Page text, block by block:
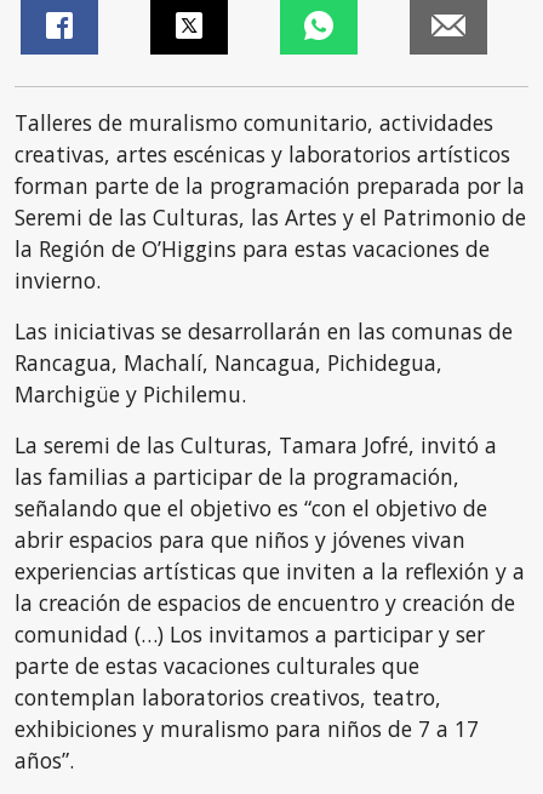
Talleres de muralismo comunitario, actividades
creativas, artes escénicas y laboratorios artísticos
forman parte de la programación preparada por la
Seremi de las Culturas, las Artes y el Patrimonio de
la Región de O’Higgins para estas vacaciones de
invierno.
Las iniciativas se desarrollarán en las comunas de
Rancagua, Machalí, Nancagua, Pichidegua,
Marchigüe y Pichilemu.
La seremi de las Culturas, Tamara Jofré, invitó a
las familias a participar de la programación,
señalando que el objetivo es “con el objetivo de
abrir espacios para que niños y jóvenes vivan
experiencias artísticas que inviten a la reflexión y a
la creación de espacios de encuentro y creación de
comunidad (…) Los invitamos a participar y ser
parte de estas vacaciones culturales que
contemplan laboratorios creativos, teatro,
exhibiciones y muralismo para niños de 7 a 17
años”.